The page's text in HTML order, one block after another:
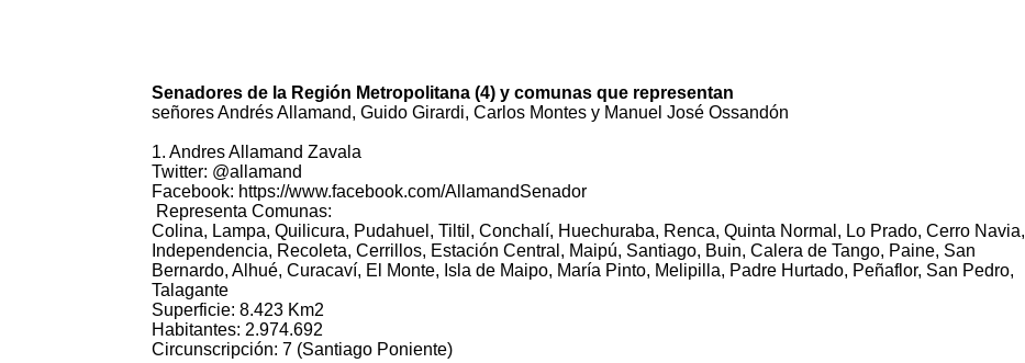
Senadores de la Región Metropolitana (4) y comunas que representan
señores Andrés Allamand, Guido Girardi, Carlos Montes y Manuel José Ossandón
1. Andres Allamand Zavala
Twitter: @allamand
Facebook: https://www.facebook.com/AllamandSenador
Representa Comunas:
Colina, Lampa, Quilicura, Pudahuel, Tiltil, Conchalí, Huechuraba, Renca, Quinta Normal, Lo Prado, Cerro Navia,
Independencia, Recoleta, Cerrillos, Estación Central, Maipú, Santiago, Buin, Calera de Tango, Paine, San
Bernardo, Alhué, Curacaví, El Monte, Isla de Maipo, María Pinto, Melipilla, Padre Hurtado, Peñaflor, San Pedro,
Talagante
Superficie: 8.423 Km2
Habitantes: 2.974.692
Circunscripción: 7 (Santiago Poniente)